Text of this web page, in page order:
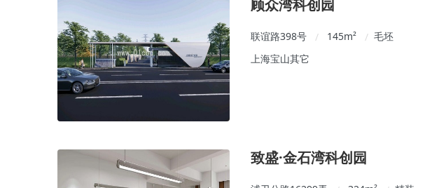
顾众湾科创园
联谊路398号 / 145m² / 毛坯
上海宝山其它
致盛·金石湾科创园